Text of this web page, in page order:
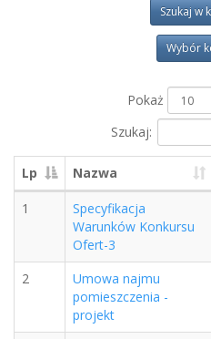
Szukaj w
Wybór
Pokaż
Szukaj:
Lp Nazwa
1
Specyfikacja
Warunków Konkursu
Ofert-3
2
Umowa najmu
pomieszczenia -
projekt